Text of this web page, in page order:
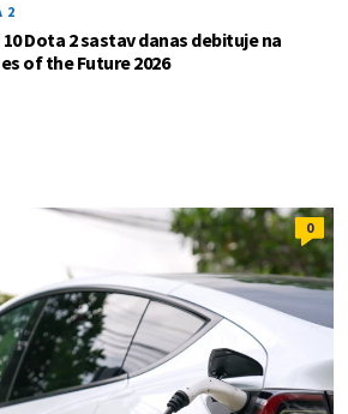
2
Dota 2 sastav danas debituje na
of the Future 2026
0